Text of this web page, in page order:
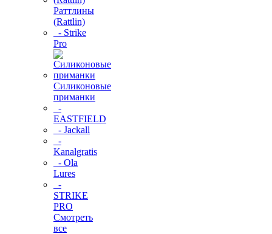
Раттлины
(Rattlin)
- Strike
Pro
Силиконовые
приманки
-
EASTFIELD
- Jackall
-
Kanalgratis
- Ola
Lures
-
STRIKE
PRO
Смотреть
все